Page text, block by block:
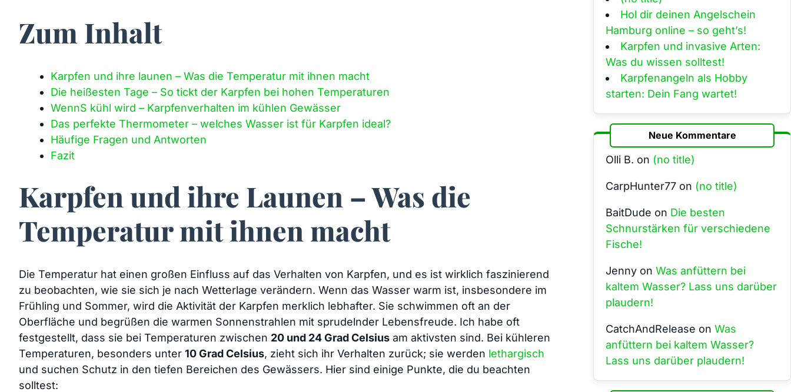
Zum Inhalt
Karpfen und ihre launen – Was die Temperatur mit ihnen macht
Die ‍heißesten Tage – So tickt der Karpfen ⁤bei hohen Temperaturen
WennS kühl wird – Karpfenverhalten im kühlen Gewässer
Das perfekte Thermometer – welches Wasser ist für Karpfen ideal?
Häufige ⁢Fragen und Antworten
Fazit
Karpfen und ihre Launen – Was die
Temperatur mit ihnen macht
Die Temperatur⁢ hat einen großen Einfluss auf das Verhalten ⁣von Karpfen, und es ist ⁤wirklich ‌faszinierend
zu beobachten, wie⁣ sie sich je‍ nach Wetterlage‌ verändern. ​Wenn das Wasser ⁤warm ist, insbesondere im⁢
Frühling und Sommer, wird die Aktivität der Karpfen ‌merklich lebhafter. Sie schwimmen oft an der
Oberfläche und begrüßen die warmen Sonnenstrahlen mit sprudelnder Lebensfreude. Ich habe oft
festgestellt, dass sie bei Temperaturen zwischen 20 und 24 ⁢Grad Celsius am aktivsten sind. Bei kühleren
Temperaturen, besonders unter 10 Grad Celsius, ⁤zieht ⁣sich⁣ ihr Verhalten zurück; sie werden lethargisch
und‌ suchen Schutz in den ⁢tiefen Bereichen des​ Gewässers.⁤ Hier sind einige Punkte, die du beachten
solltest:
Hol dir deinen Angelschein
Hamburg online – so geht’s!
Karpfen und invasive Arten:
Was du wissen solltest!
Karpfenangeln als Hobby
starten: Dein Fang wartet!
Neue Kommentare
Olli B. on (no title)
CarpHunter77 on (no title)
BaitDude on Die besten
Schnurstärken für verschiedene
Fische!
Jenny on Was anfüttern bei
kaltem Wasser? Lass uns darüber
plaudern!
CatchAndRelease on Was
anfüttern bei kaltem Wasser?
Lass uns darüber plaudern!